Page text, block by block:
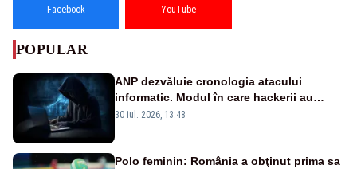
Facebook YouTube
POPULAR
ANP dezvăluie cronologia atacului
informatic. Modul în care hackerii au
pătruns în rețea rămâne necunoscut
30 iul. 2026, 13:48
Polo feminin: România a obţinut prima sa